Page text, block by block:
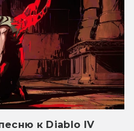
к Diablo IV